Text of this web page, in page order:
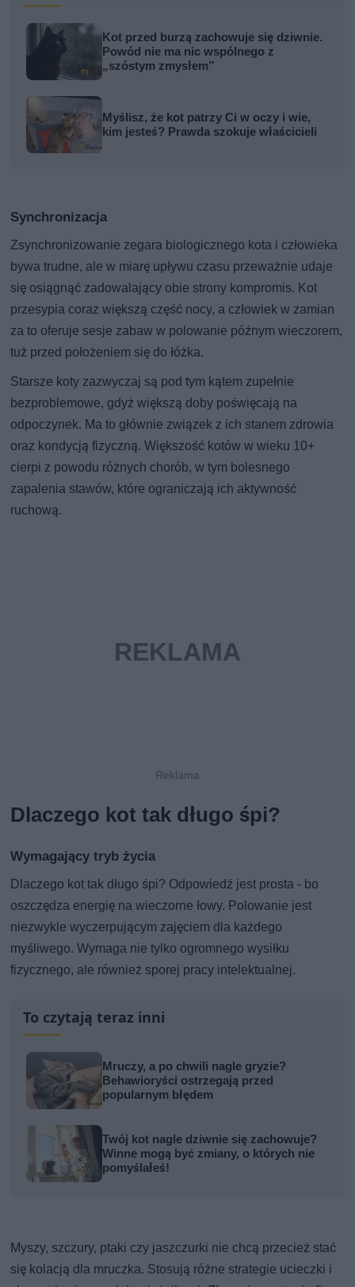
Kot przed burzą zachowuje się dziwnie.
Powód nie ma nic wspólnego z
„szóstym zmysłem”
Myślisz, że kot patrzy Ci w oczy i wie,
kim jesteś? Prawda szokuje właścicieli
Synchronizacja
Zsynchronizowanie zegara biologicznego kota i człowieka
bywa trudne, ale w miarę upływu czasu przeważnie udaje
się osiągnąć zadowalający obie strony kompromis. Kot
przesypia coraz większą część nocy, a człowiek w zamian
za to oferuje sesje zabaw w polowanie późnym wieczorem,
tuż przed położeniem się do łóżka.
Starsze koty zazwyczaj są pod tym kątem zupełnie
bezproblemowe, gdyż większą doby poświęcają na
odpoczynek. Ma to głównie związek z ich stanem zdrowia
oraz kondycją fizyczną. Większość kotów w wieku 10+
cierpi z powodu różnych chorób, w tym bolesnego
zapalenia stawów, które ograniczają ich aktywność
ruchową.
Dlaczego kot tak długo śpi?
Wymagający tryb życia
Dlaczego kot tak długo śpi? Odpowiedź jest prosta - bo
oszczędza energię na wieczorne łowy. Polowanie jest
niezwykle wyczerpującym zajęciem dla każdego
myśliwego. Wymaga nie tylko ogromnego wysiłku
fizycznego, ale również sporej pracy intelektualnej.
To czytają teraz inni
Mruczy, a po chwili nagle gryzie?
Behawioryści ostrzegają przed
popularnym błędem
Twój kot nagle dziwnie się zachowuje?
Winne mogą być zmiany, o których nie
pomyślałeś!
Myszy, szczury, ptaki czy jaszczurki nie chcą przecież stać
się kolacją dla mruczka. Stosują różne strategie ucieczki i